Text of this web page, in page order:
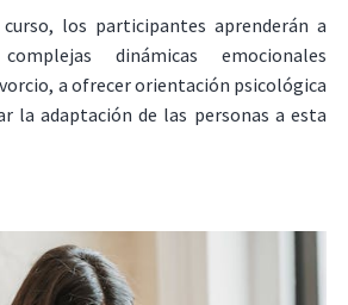
los participantes aprenderán a
dinámicas emocionales
a ofrecer orientación psicológica
la adaptación de las personas a esta